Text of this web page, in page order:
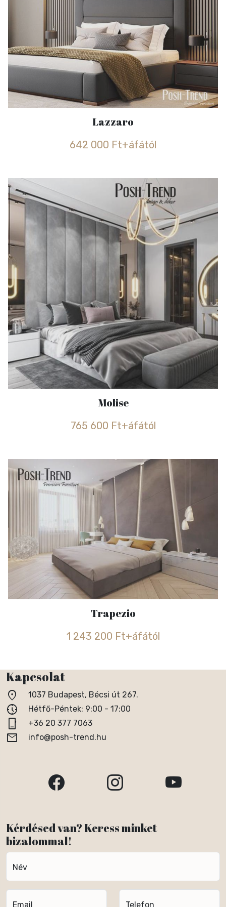
Lazzaro
642 000 Ft+áfától
Molise
765 600 Ft+áfától
Trapezio
1 243 200 Ft+áfától
Kapcsolat
location_on 1037 Budapest, Bécsi út 267.
nest_clock_farsight_analog Hétfő-Péntek: 9:00 - 17:00
phone_iphone +36 20 377 7063
email info@posh-trend.hu
Kérdésed van? Keress minket
bizalommal!
Név
Email Telefon